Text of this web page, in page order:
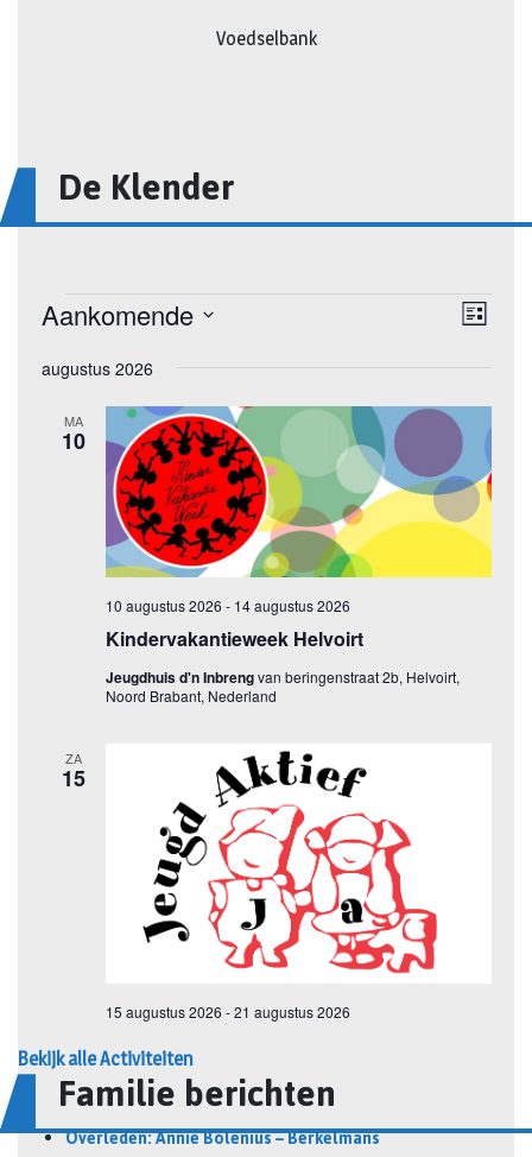
Voedselbank
De Klender
Bekijk alle Activiteiten
Familie berichten
Overleden: Annie Bolenius – Berkelmans